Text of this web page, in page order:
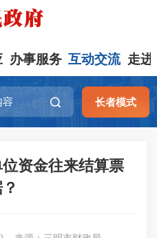
办事服务 互动交流 走进
长者模式
资金往来结算票